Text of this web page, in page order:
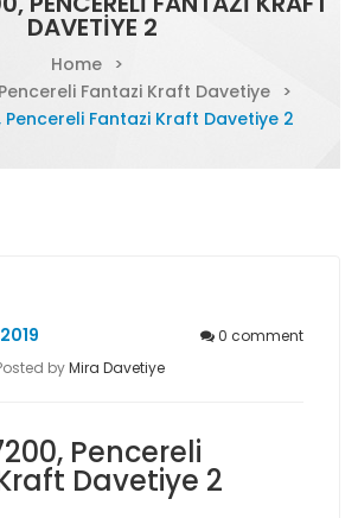
DAVETIYE 2
Home
>
Fantazi Kraft Davetiye
>
Pencereli Fantazi Kraft Davetiye 2
0 comment
byMira Davetiye
Pencereli
Davetiye 2